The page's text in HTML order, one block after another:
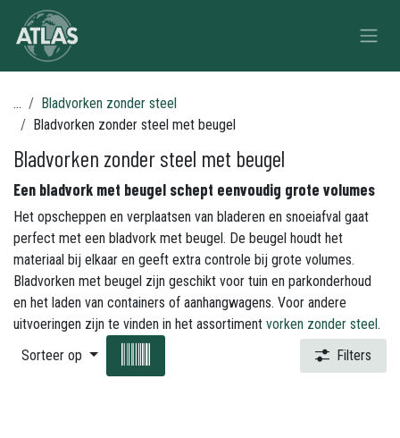
Overslaan naar inhoud
...
Bladvorken zonder steel
Bladvorken zonder steel met beugel
Bladvorken zonder steel met beugel
Een bladvork met beugel schept eenvoudig grote volumes
Het opscheppen en verplaatsen van bladeren en snoeiafval gaat
perfect met een bladvork met beugel. De beugel houdt het
materiaal bij elkaar en geeft extra controle bij grote volumes.
Bladvorken met beugel zijn geschikt voor tuin en parkonderhoud
en het laden van containers of aanhangwagens. Voor andere
uitvoeringen zijn te vinden in het assortiment vorken zonder steel.
Sorteer op
Filters